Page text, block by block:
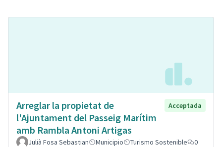
Arreglar la propietat de
l'Ajuntament del Passeig Marítim
amb Rambla Antoni Artigas
Acceptada
Julià Fosa Sebastian Municipio Turismo Sostenible
0